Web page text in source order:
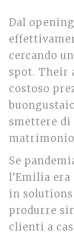
Dal
cercando
spot. Their
costoso
smettere
Se
l’Emilia
in
produrre
clienti a